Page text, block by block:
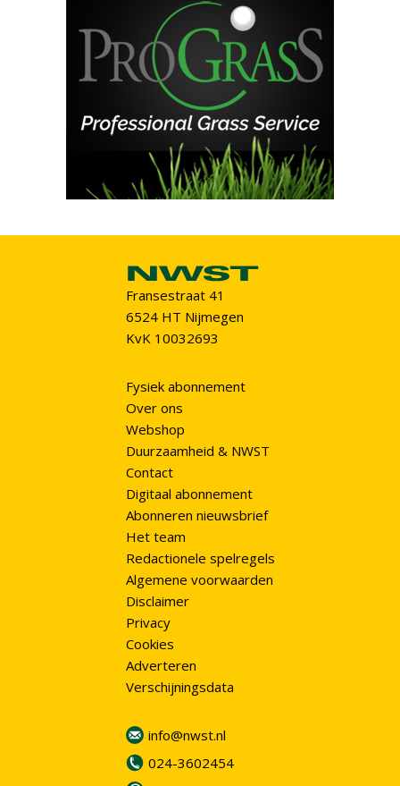
Fransestraat 41
6524 HT Nijmegen
KvK 10032693
Fysiek abonnement
Over ons
Webshop
Duurzaamheid & NWST
Contact
Digitaal abonnement
Abonneren nieuwsbrief
Het team
Redactionele spelregels
Algemene voorwaarden
Disclaimer
Privacy
Cookies
Adverteren
Verschijningsdata
info@nwst.nl
024-3602454